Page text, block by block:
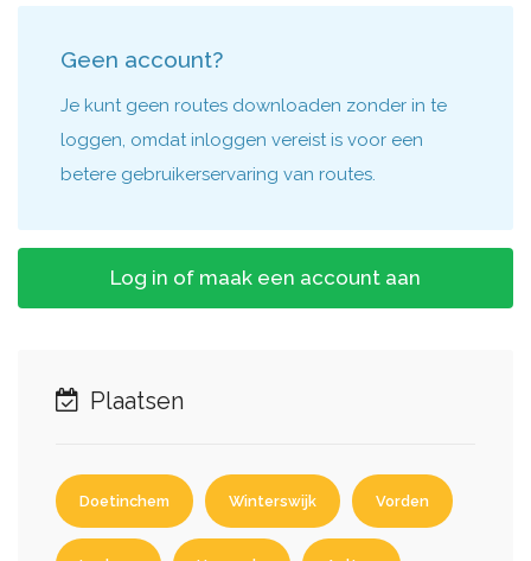
Geen account?
Je kunt geen routes downloaden zonder in te
loggen, omdat inloggen vereist is voor een
betere gebruikerservaring van routes.
Log in of maak een account aan
Plaatsen
Doetinchem Winterswijk Vorden